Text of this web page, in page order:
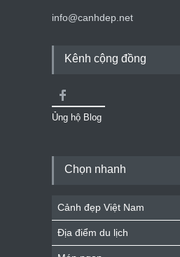
info@canhdep.net
Kênh cộng đồng
Ủng hộ Blog
Chọn nhanh
Cảnh đẹp Việt Nam
Địa điểm du lịch